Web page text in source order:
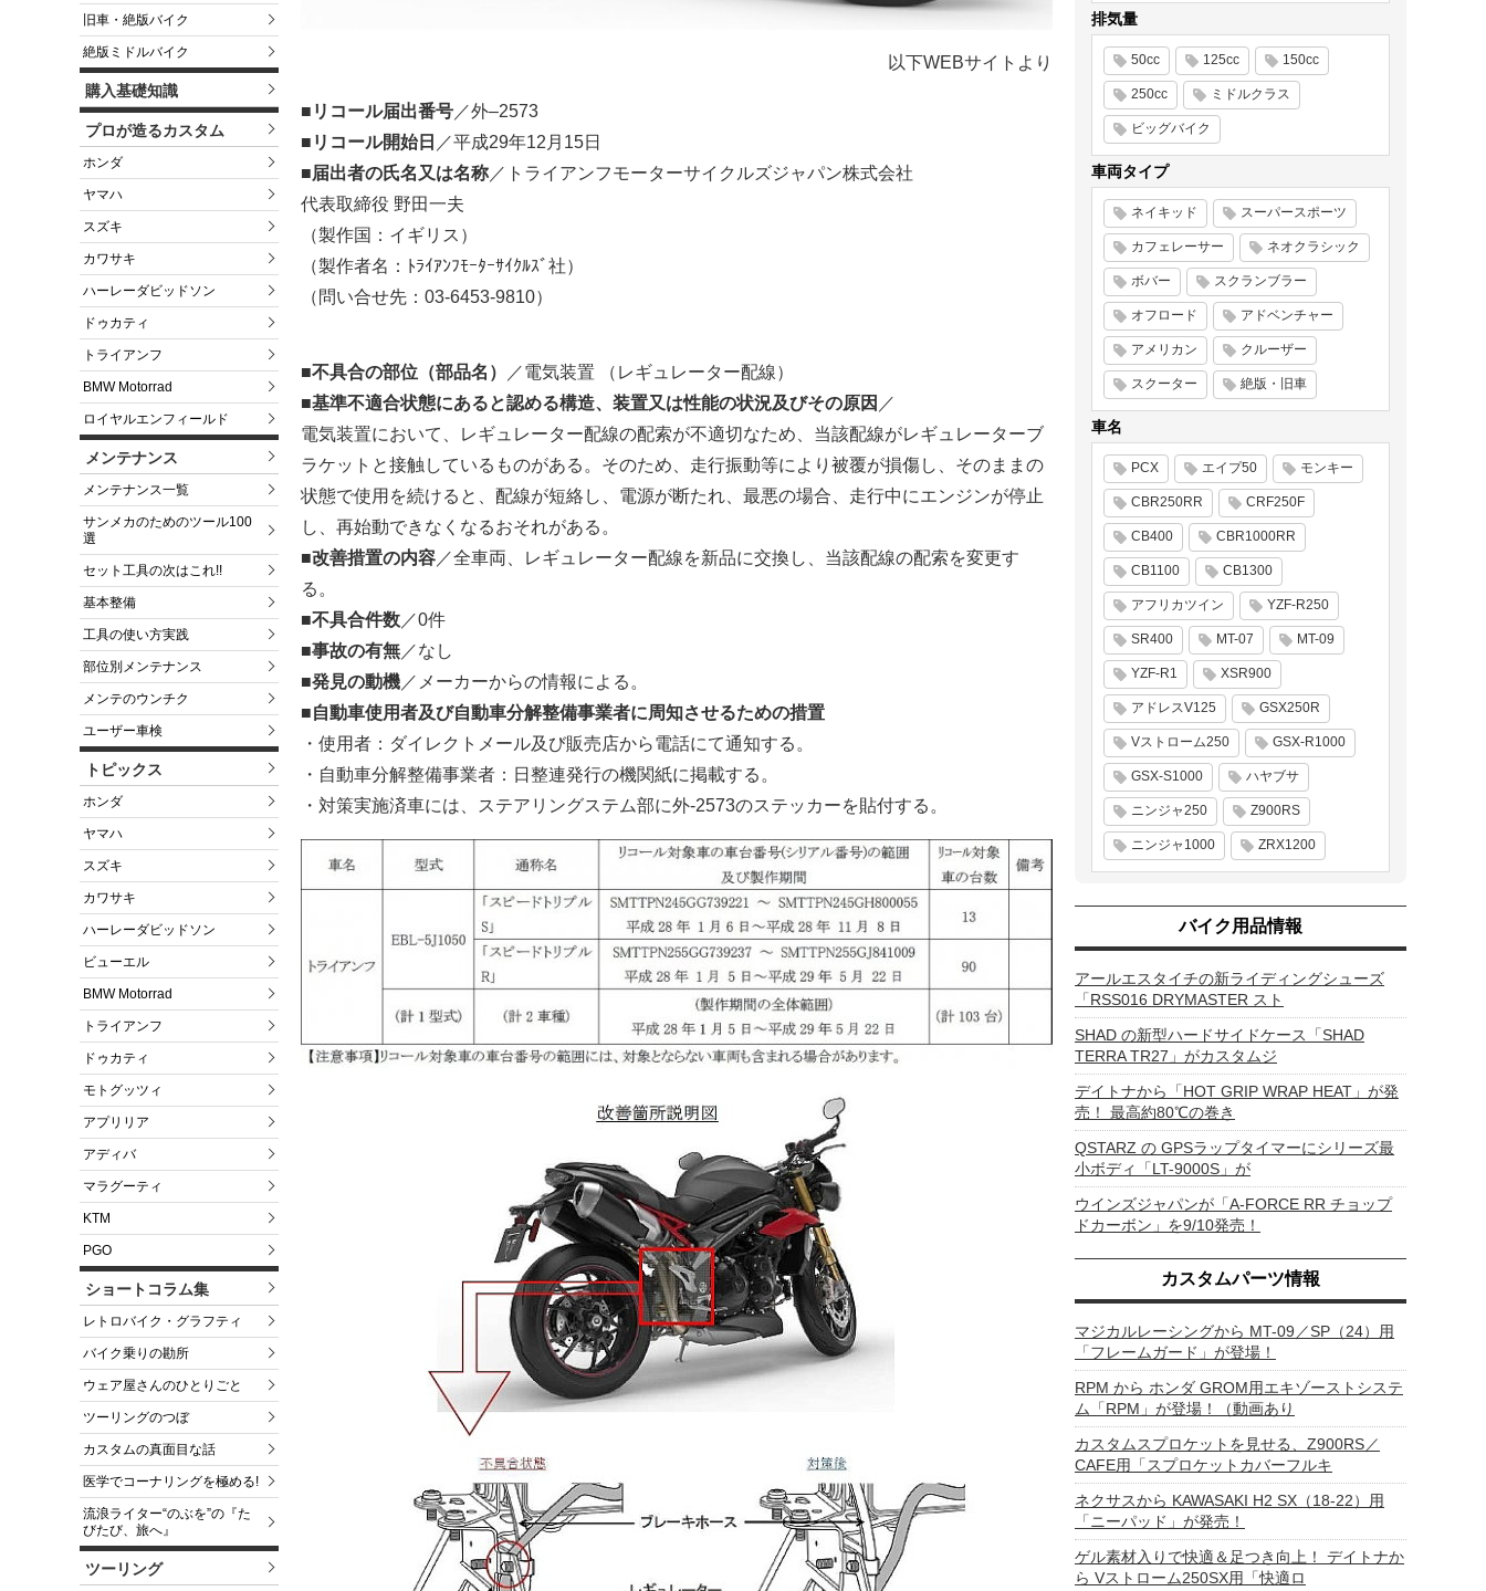
旧車・絶版バイク
絶版ミドルバイク
購入基礎知識
プロが造るカスタム
ホンダ
ヤマハ
スズキ
カワサキ
ハーレーダビッドソン
ドゥカティ
トライアンフ
BMW Motorrad
ロイヤルエンフィールド
メンテナンス
メンテナンス一覧
サンメカのためのツール100
選
セット工具の次はこれ!!
基本整備
工具の使い方実践
部位別メンテナンス
メンテのウンチク
ユーザー車検
トピックス
ホンダ
ヤマハ
スズキ
カワサキ
ハーレーダビッドソン
ビューエル
BMW Motorrad
トライアンフ
ドゥカティ
モトグッツィ
アプリリア
アディバ
マラグーティ
KTM
PGO
ショートコラム集
レトロバイク・グラフティ
バイク乗りの勘所
ウェア屋さんのひとりごと
ツーリングのつぼ
カスタムの真面目な話
医学でコーナリングを極める!
流浪ライター“のぶを”の『た
びたび、旅へ』
ツーリング
以下WEBサイトより
■リコール届出番号 ／外–2573
■リコール開始日 ／平成29年12月15日
■届出者の氏名又は名称 ／トライアンフモーターサイクルズジャパン株式会社
代表取締役 野田一夫
（製作国：イギリス）
（製作者名：ﾄﾗｲｱﾝﾌﾓｰﾀｰｻｲｸﾙｽﾞ社）
（問い合せ先：03-6453-9810）
■不具合の部位（部品名）
／電気装置 （レギュレーター配線）
■基準不適合状態にあると認める構造、装置又は性能の状況及びその原因 ／
電気装置において、レギュレーター配線の配索が不適切なため、当該配線がレギュレーターブ
ラケットと接触しているものがある。そのため、走行振動等により被覆が損傷し、そのままの
状態で使用を続けると、配線が短絡し、電源が断たれ、最悪の場合、走行中にエンジンが停止
し、再始動できなくなるおそれがある。
■改善措置の内容 ／全車両、レギュレーター配線を新品に交換し、当該配線の配索を変更す
る。
■不具合件数 ／0件
■事故の有無 ／なし
■発見の動機 ／メーカーからの情報による。
■自動車使用者及び自動車分解整備事業者に周知させるための措置
・使用者：ダイレクトメール及び販売店から電話にて通知する。
・自動車分解整備事業者：日整連発行の機関紙に掲載する。
・対策実施済車には、ステアリングステム部に外-2573のステッカーを貼付する。
排気量
50cc 125cc 150cc
250cc ミドルクラス
ビッグバイク
車両タイプ
ネイキッド スーパースポーツ
カフェレーサー ネオクラシック
ボバー スクランブラー
オフロード アドベンチャー
アメリカン クルーザー
スクーター 絶版・旧車
車名
PCX エイプ50 モンキー
CBR250RR CRF250F
CB400 CBR1000RR
CB1100 CB1300
アフリカツイン YZF-R250
SR400 MT-07 MT-09
YZF-R1 XSR900
アドレスV125 GSX250R
Vストローム250 GSX-R1000
GSX-S1000 ハヤブサ
ニンジャ250 Z900RS
ニンジャ1000 ZRX1200
バイク用品情報
アールエスタイチの新ライディングシューズ
「RSS016 DRYMASTER スト
SHAD の新型ハードサイドケース「SHAD
TERRA TR27」がカスタムジ
デイトナから「HOT GRIP WRAP HEAT」が発
売！ 最高約80℃の巻き
QSTARZ の GPSラップタイマーにシリーズ最
小ボディ「LT-9000S」が
ウインズジャパンが「A-FORCE RR チョップ
ドカーボン」を9/10発売！
カスタムパーツ情報
マジカルレーシングから MT-09／SP（24）用
「フレームガード」が登場！
RPM から ホンダ GROM用エキゾーストシステ
ム「RPM」が登場！（動画あり
カスタムスプロケットを見せる、Z900RS／
CAFE用「スプロケットカバーフルキ
ネクサスから KAWASAKI H2 SX（18-22）用
「ニーパッド」が発売！
ゲル素材入りで快適＆足つき向上！ デイトナか
ら Vストローム250SX用「快適ロ